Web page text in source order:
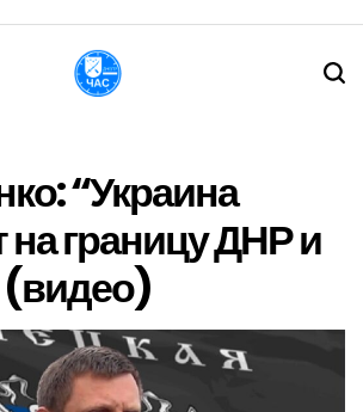
“Украина
границу ДНР и
(видео)